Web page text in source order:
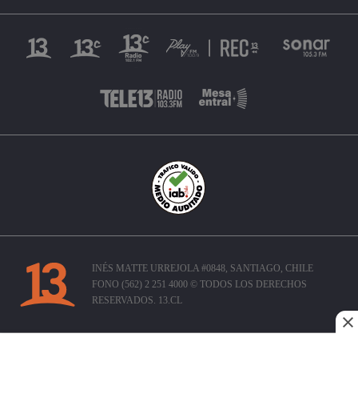
INÉS MATTE URREJOLA #0848, SANTIAGO, CHILE
FONO (562) 2 251 4000 © TODOS LOS DERECHOS
RESERVADOS. 13.CL